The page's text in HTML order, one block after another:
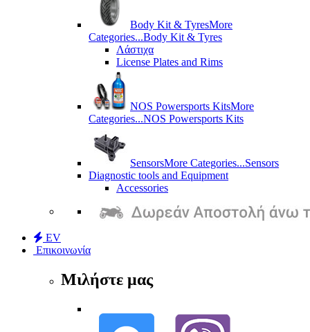
Body Kit & TyresMore
Categories...Body Kit & Tyres
Λάστιχα
License Plates and Rims
NOS Powersports KitsMore
Categories...NOS Powersports Kits
SensorsMore Categories...Sensors
Diagnostic tools and Equipment
Accessories
EV
Επικοινωνία
Μιλήστε μας